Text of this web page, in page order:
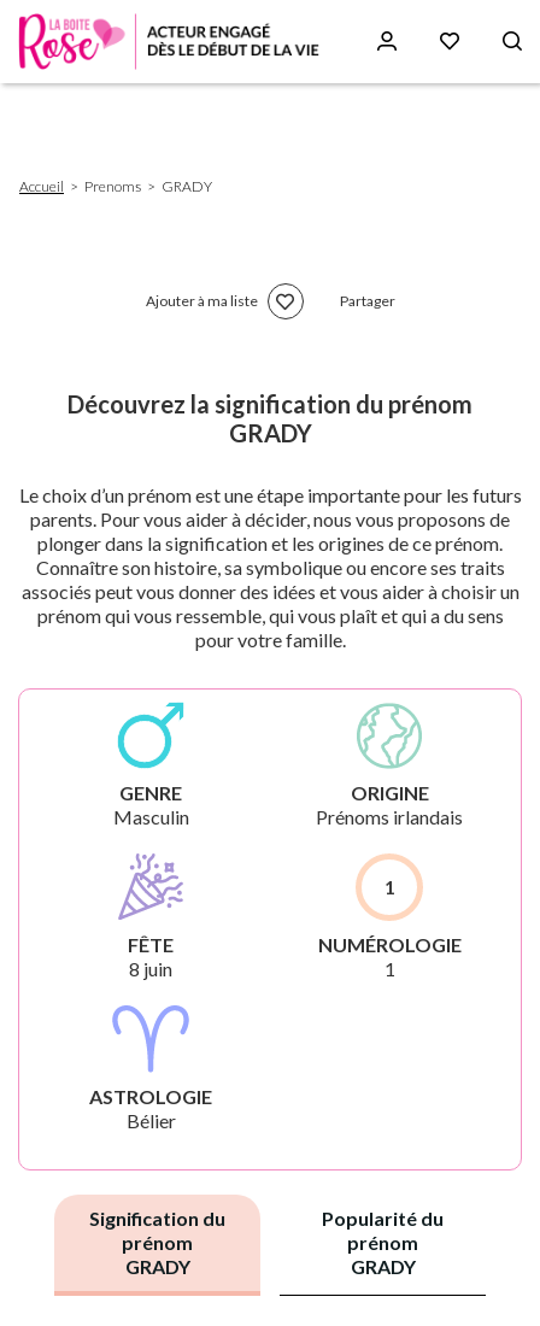
d'Ariane
Accueil Prenoms GRADY
Ajouter à ma liste Partager
Découvrez la signification du prénom
GRADY
Le choix d’un prénom est une étape importante pour les futurs
parents. Pour vous aider à décider, nous vous proposons de
plonger dans la signification et les origines de ce prénom.
Connaître son histoire, sa symbolique ou encore ses traits
associés peut vous donner des idées et vous aider à choisir un
prénom qui vous ressemble, qui vous plaît et qui a du sens
pour votre famille.
GENRE
Masculin
ORIGINE
Prénoms irlandais
FÊTE
8 juin
1
NUMÉROLOGIE
1
ASTROLOGIE
Bélier
Signification du
prénom
GRADY
Popularité du
prénom
GRADY